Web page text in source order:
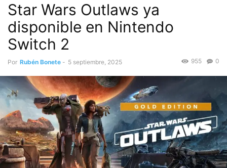
Star Wars Outlaws ya
disponible en Nintendo
Switch 2
Por Rubén Bonete - 5 septiembre, 2025 0
955